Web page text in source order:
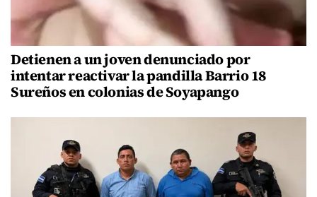
Detienen a un joven denunciado por
intentar reactivar la pandilla Barrio 18
Sureños en colonias de Soyapango